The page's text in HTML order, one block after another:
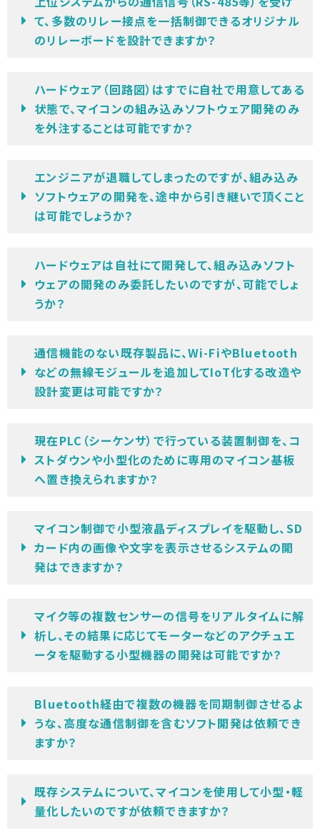
て、多数のリレー接点を一括制御できるオリジナル
のリレーボードを設計できますか？
ハードウェア（回路図）はすでに自社で用意してある
状態で、マイコンの組み込みソフトウェア開発のみ
を外注することは可能ですか？
エンジニアが退職してしまったのですが、組み込み
ソフトウェアの開発を、途中から引き継いで頂くこと
は可能でしょうか？
ハードウェアは自社にて開発して、組み込みソフト
ウェアの開発のみ委託したいのですが、可能でしょ
うか？
通信機能のない既存製品に、Wi-FiやBluetooth
などの無線モジュールを追加してIoT化する改造や
設計変更は可能ですか？
現在PLC（シーケンサ）で行っている装置制御を、コ
ストダウンや小型化のために専用のマイコン基板
へ置き換えられますか？
マイコン制御で小型液晶ディスプレイを駆動し、SD
カード内の画像や文字を表示させるシステムの開
発はできますか？
マイク等の複数センサーの信号をリアルタイムに解
析し、その結果に応じてモーターなどのアクチュエ
ータを駆動する小型機器の開発は可能ですか？
Bluetooth経由で複数の機器を同期制御させるよ
うな、高度な通信制御を含むソフト開発は依頼でき
ますか？
既存システムについて、マイコンを使用して小型・軽
量化したいのですが依頼できますか？